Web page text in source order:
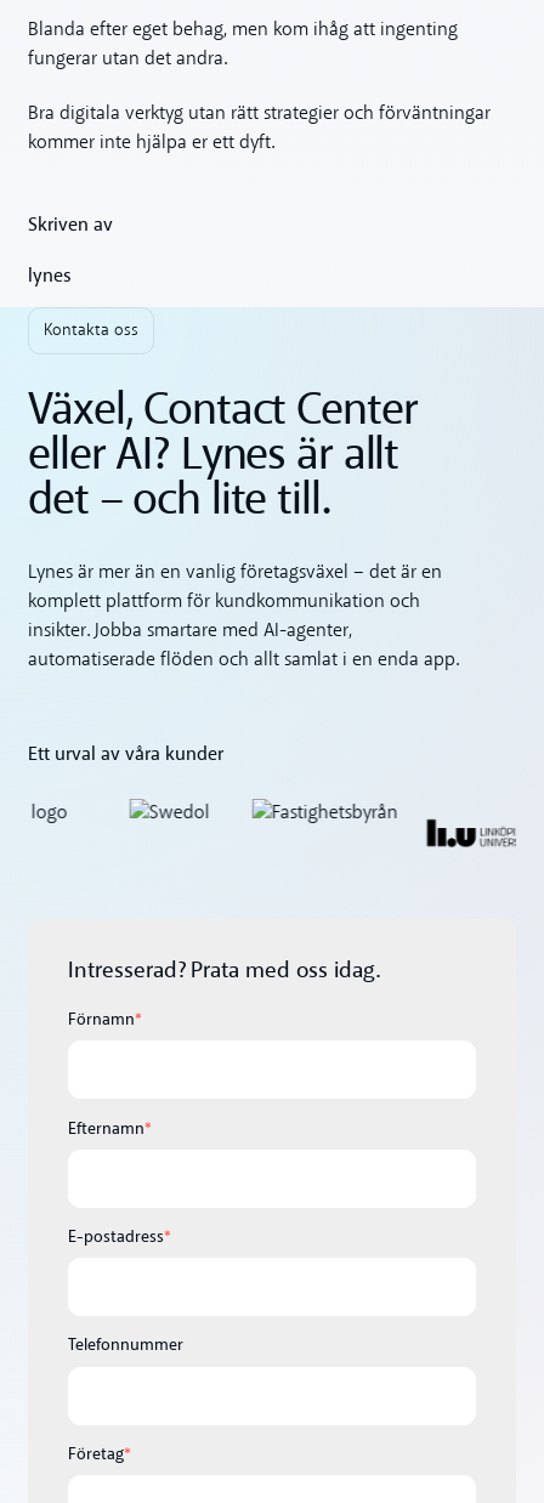
Blanda efter eget behag, men kom ihåg att ingenting
fungerar utan det andra.
Bra digitala verktyg utan rätt strategier och förväntningar
kommer inte hjälpa er ett dyft.
Skriven av
lynes
Kontakta oss
Växel, Contact Center
eller AI? Lynes är allt
det – och lite till.
Lynes är mer än en vanlig företagsväxel – det är en
komplett plattform för kundkommunikation och
insikter. Jobba smartare med AI-agenter,
automatiserade flöden och allt samlat i en enda app.
Ett urval av våra kunder
Intresserad? Prata med oss idag.
Förnamn*
Efternamn*
E-postadress*
Telefonnummer
Företag*